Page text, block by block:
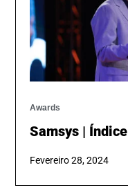
Awards
Samsys |
Fevereiro 28, 2024